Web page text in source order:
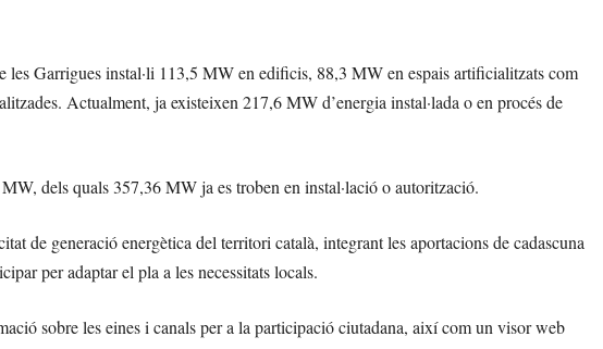
les Garrigues instal·li 113,5 MW en edificis, 88,3 MW en espais artificialitzats com
Actualment, ja existeixen 217,6 MW d’energia instal·lada o en procés de
dels quals 357,36 MW ja es troben en instal·lació o autorització.
de generació energètica del territori català, integrant les aportacions de cadascuna
per adaptar el pla a les necessitats locals.
sobre les eines i canals per a la participació ciutadana, així com un visor web